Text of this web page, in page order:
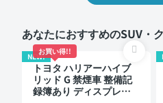
あなたにおすすめのSUV・
NEW!
お買い得!!
トヨタ ハリアーハイブ
リッド G 禁煙車 整備記
録簿あり ディスプレイ